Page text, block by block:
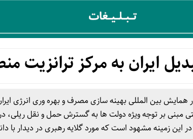
ایران به مرکز ترانزیت
بین المللی بهینه سازی مصرف و بهره وری انرژی
مبنی بر توجه ویژه دولت ها به گسترش حمل و نقل ریلی،
زمینه مشهود است که مورد گلایه رهبری در دیدار با